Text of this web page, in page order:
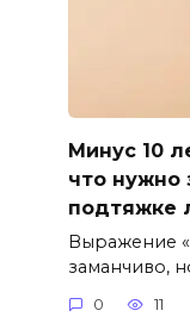
Минус 10
что нужно
подтяжке
Выражение
заманчиво,
0 11